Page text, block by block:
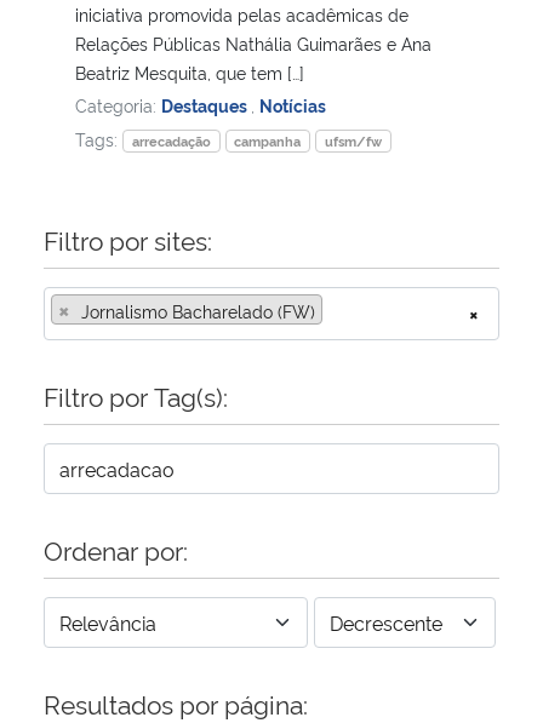
Ministério de Minas e Energia
Ministério do Meio Ambiente
Ministério do Desenvolvimento Regional
Ministério da Mulher, da Família e dos Direitos Humanos
Secretaria-Geral
Secretaria de Governo
Gabinete de Segurança Institucional
iniciativa promovida pelas acadêmicas de
Relações Públicas Nathália Guimarães e Ana
Beatriz Mesquita, que tem […]
Categoria: Destaques Notícias
Tags:
arrecadação campanha ufsm/fw
Filtro por sites:
×
× Jornalismo Bacharelado (FW)
Filtro por Tag(s):
Ordenar por:
Resultados por página: